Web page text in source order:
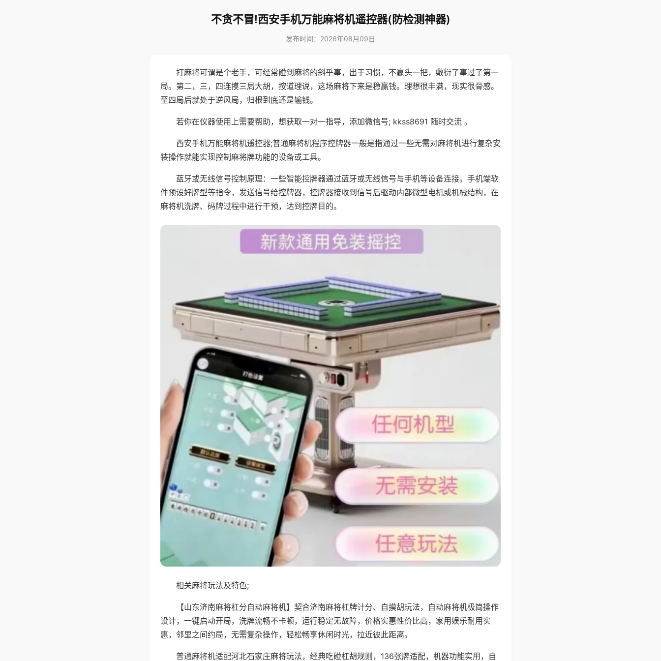
不贪不冒!西安手机万能麻将机遥控器(防检测神器)
发布时间：2026年08月09日
打麻将可谓是个老手，可经常碰到麻将的斜乎事，出于习惯，不赢头一把，敷衍了事过了第一
局。第二，三，四连摸三局大胡，按道理说，这场麻将下来是稳赢钱。理想很丰满，现实很骨感。
至四局后就处于逆风局，归根到底还是输钱。
若你在仪器使用上需要帮助，想获取一对一指导，添加微信号; kkss8691 随时交流 。
西安手机万能麻将机遥控器;普通麻将机程序控牌器一般是指通过一些无需对麻将机进行复杂安
装操作就能实现控制麻将牌功能的设备或工具。
蓝牙或无线信号控制原理：一些智能控牌器通过蓝牙或无线信号与手机等设备连接。手机端软
件预设好牌型等指令，发送信号给控牌器，控牌器接收到信号后驱动内部微型电机或机械结构，在
麻将机洗牌、码牌过程中进行干预，达到控牌目的。
相关麻将玩法及特色;
【山东济南麻将杠分自动麻将机】契合济南麻将杠牌计分、自摸胡玩法，自动麻将机极简操作
设计，一键启动开局，洗牌流畅不卡顿，运行稳定无故障，价格实惠性价比高，家用娱乐耐用实
惠，邻里之间约局，无需复杂操作，轻松畅享休闲时光，拉近彼此距离。
普通麻将机适配河北石家庄麻将玩法，经典吃碰杠胡规则，136张牌适配，机器功能实用，自